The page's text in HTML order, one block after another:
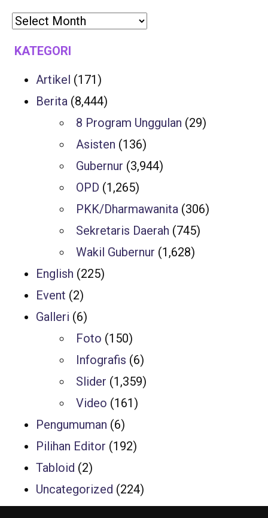
KATEGORI
Artikel (171)
Berita (8,444)
8 Program Unggulan (29)
Asisten (136)
Gubernur (3,944)
OPD (1,265)
PKK/Dharmawanita (306)
Sekretaris Daerah (745)
Wakil Gubernur (1,628)
English (225)
Event (2)
Galleri (6)
Foto (150)
Infografis (6)
Slider (1,359)
Video (161)
Pengumuman (6)
Pilihan Editor (192)
Tabloid (2)
Uncategorized (224)